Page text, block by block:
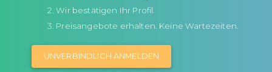
Wir bestätigen Ihr Profil.
Preisangebote erhalten. Keine Wartezeiten.
UNVERBINDLICH ANMELDEN